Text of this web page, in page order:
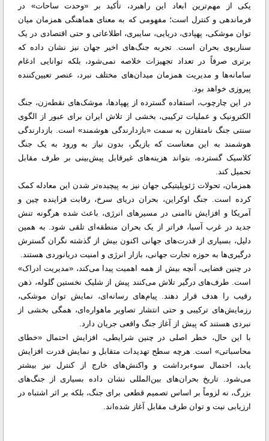
یکی از مهم‌ترین ابعاد این راهبرد، تأکید بر «وحدت ساحات» در
فرماندهی و کنترل است؛ مفهومی که به معنای هماهنگی همزمان میان
توان موشکی، پهپادی، دریایی، سایبری، اطلاعاتی و حتی اقتصادی در یک
سناریوی بحران است. تجربه جنگ‌های اخیر جهان نیز نشان داده که
برتری صرفاً در تعداد تجهیزات خلاصه نمی‌شود، بلکه توانایی ادغام
سامانه‌ها و مدیریت همزمان میدان‌های مختلف نبرد، عنصر تعیین‌کننده
پیروزی خواهد بود.
در این چارچوب، استفاده گسترده از پهپادها، موشک‌های نقطه‌زن، جنگ
الکترونیک و عملیات ترکیبی، بخشی از تلاش ایران برای عبور از الگوی
سنتی جنگ نامتقارن به سمت «بازدارندگی هوشمند» است. بازدارندگی
هوشمند به این معناست که بازیگر، بدون نیاز به ورود به یک جنگ
کلاسیک گسترده، بتواند هزینه‌های غیرقابل پیش‌بینی بر طرف مقابل
تحمیل کند.
همزمان، تحولات ژئوپلیتیکی جهان نیز به پیچیده‌تر شدن این معادله کمک
کرده است. جنگ اوکراین، بحران دریای سرخ، رقابت فزاینده چین و
آمریکا و افزایش ناامنی در مسیرهای انرژی، باعث شده هرگونه تنش
جدید در غرب آسیا، فراتر از یک بحران منطقه‌ای تلقی شود. به همین
دلیل، بسیاری از قدرت‌های جهانی اکنون بیش از گذشته نگران گسترش
درگیری‌ها به حوزه تجارت جهانی، بازار انرژی و امنیت دریانوردی هستند.
در چنین فضایی، آنچه بیش از همه اهمیت پیدا می‌کند، «مدیریت ادراک»
است. طرف‌های درگیر تلاش می‌کنند پیش از شلیک نخستین گلوله، ذهن
رقیب را هدف قرار دهند. پیام‌های رسانه‌ای، نمایش توان موشکی،
رزمایش‌های ترکیبی و حتی انتشار تصاویر ماهواره‌ای، همگی بخشی از
نبردی هستند که پیش از آغاز جنگ واقعی جریان دارد.
با این حال، خطر اصلی در چنین شرایطی، افزایش احتمال «خطای
محاسباتی» است. هرچه سطح تهدیدات متقابل و نمایش قدرت افزایش
یابد، احتمال سوءبرداشت و واکنش‌های خارج از کنترل نیز بیشتر
می‌شود. تاریخ بحران‌های بین‌المللی نشان داده بسیاری از جنگ‌های
بزرگ، نه لزوماً بر اساس تصمیم قطعی برای جنگ، بلکه بر اثر اشتباه در
ارزیابی نیت و توان طرف مقابل آغاز شده‌اند.